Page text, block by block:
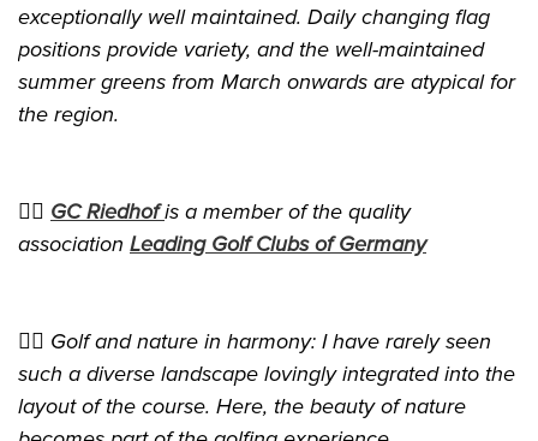
exceptionally well maintained. Daily changing flag
positions provide variety, and the well-maintained
summer greens from March onwards are atypical for
the region.
👉🏻 GC Riedhofis a member of the quality
association Leading Golf Clubs of Germany
👉🏻 Golf and nature in harmony: I have rarely seen
such a diverse landscape lovingly integrated into the
layout of the course. Here, the beauty of nature